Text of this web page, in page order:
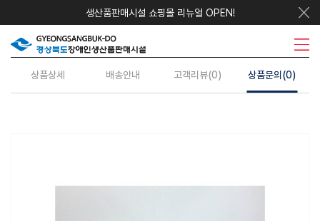
생산품판매시설 쇼핑몰 리뉴얼 OPEN!
우리지역상품 시설안내 주요사업 수의계약 정보센터
상품상세 배송안내 고객리뷰(0) 상품문의(0)